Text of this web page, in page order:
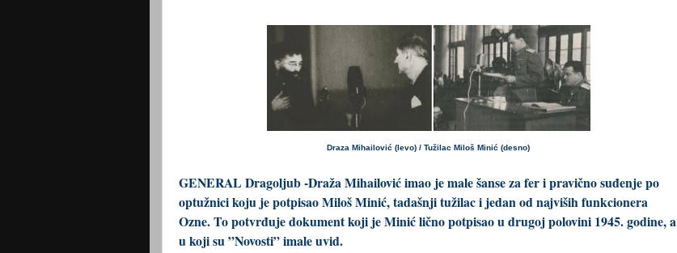
Draza Mihailović (levo) / Tužilac Miloš Minić (desno)
GENERAL Dragoljub -Draža Mihailović imao je male šanse za fer i pravično suđenje po
optužnici koju je potpisao Miloš Minić, tadašnji tužilac i jedan od najviših funkcionera
Ozne. To potvrđuje dokument koji je Minić lično potpisao u drugoj polovini 1945. godine, a
u koji su ”Novosti” imale uvid.